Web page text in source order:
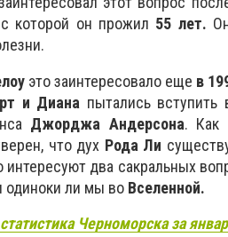
которой он прожил 55 лет.
это заинтересовало еще в
и Диана пытались
Джорджа Андерсона. Как
что дух Рода Ли
интересуют два сакральных
одиноки ли мы во Вселенной.
Черноморска за